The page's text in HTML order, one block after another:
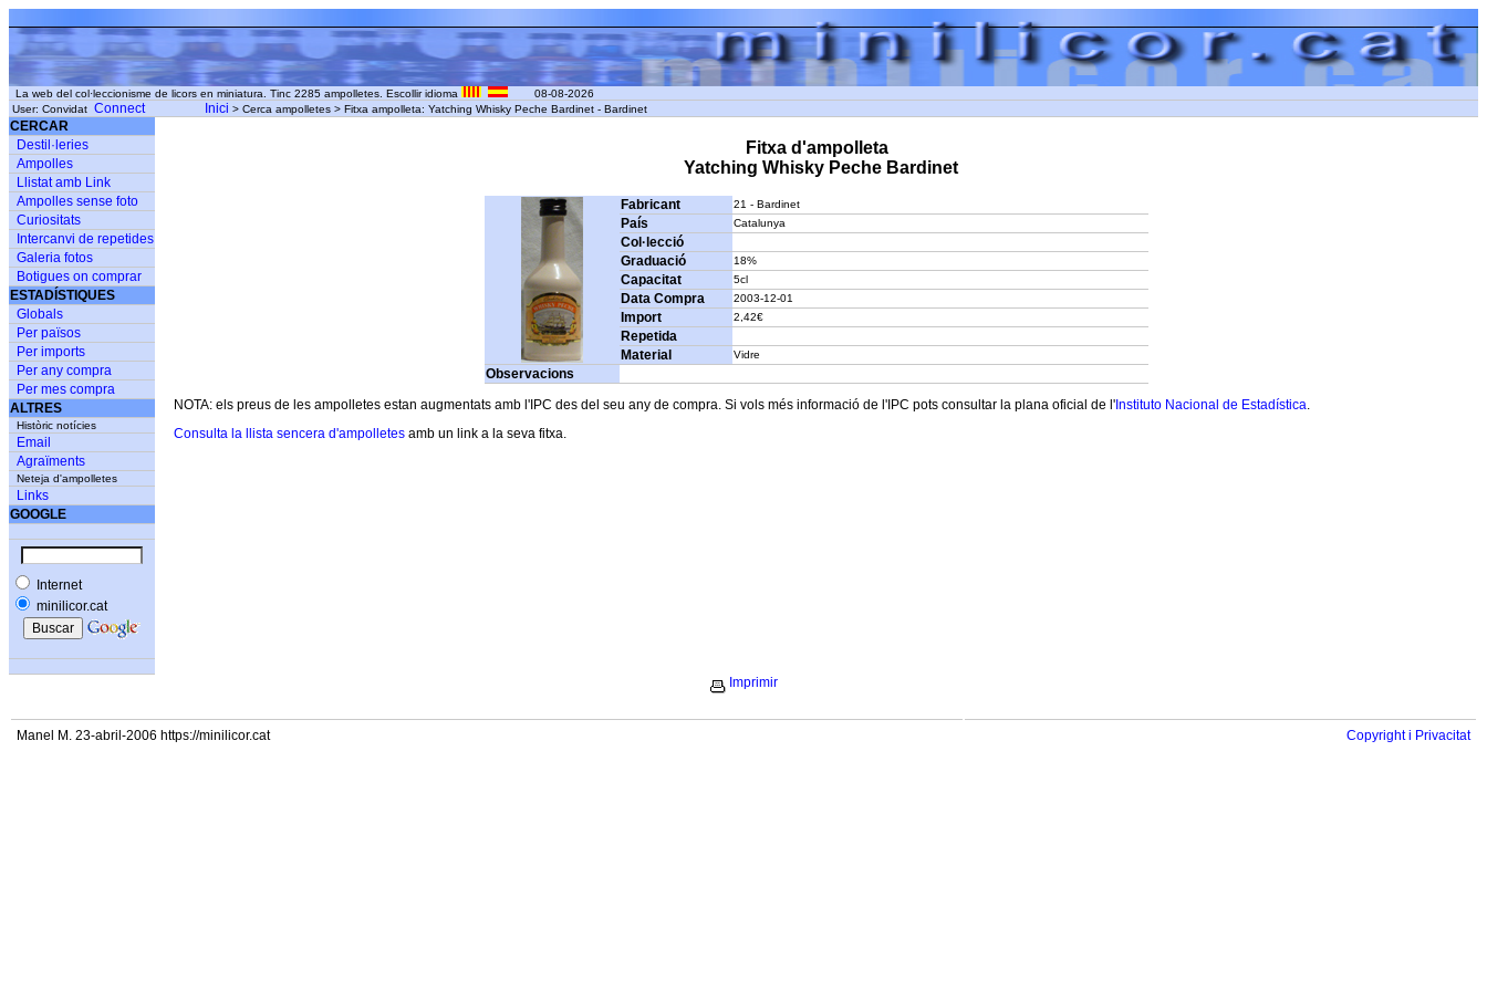
La web del col·leccionisme de licors en miniatura. Tinc 2285 ampolletes. Escollir idioma
08-08-2026
User: Convidat Connect Inici > Cerca ampolletes > Fitxa ampolleta: Yatching Whisky Peche Bardinet - Bardinet
CERCAR
Destil·leries
Ampolles
Llistat amb Link
Ampolles sense foto
Curiositats
Intercanvi de repetides
Galeria fotos
Botigues on comprar
ESTADÍSTIQUES
Globals
Per països
Per imports
Per any compra
Per mes compra
ALTRES
Històric notícies
Email
Agraïments
Neteja d'ampolletes
Links
GOOGLE
Internet
minilicor.cat
Fitxa d'ampolleta
Yatching Whisky Peche Bardinet
Fabricant 21 - Bardinet
País Catalunya
Col·lecció
Graduació
18%
Capacitat 5cl
Data Compra 2003-12-01
Import 2,42€
Repetida
Material
Vidre
Observacions
NOTA: els preus de les ampolletes estan augmentats amb l'IPC des del seu any de compra. Si vols més informació de l'IPC pots consultar la plana oficial de l' Instituto Nacional de Estadística.
Consulta la llista sencera d'ampolletes amb un link a la seva fitxa.
Imprimir
Manel M. 23-abril-2006 https://minilicor.cat Copyright i Privacitat